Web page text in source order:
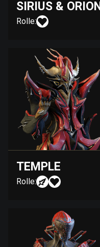
SIRIUS & ORION
Rolle:
TEMPLE
Rolle: